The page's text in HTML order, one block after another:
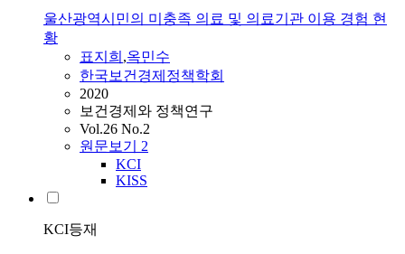
울산광역시민의 미충족 의료 및 의료기관 이용 경험 현
황
표지희 ,옥민수
한국보건경제정책학회
2020
보건경제와 정책연구
Vol.26 No.2
원문보기 2
KCI
KISS
KCI등재